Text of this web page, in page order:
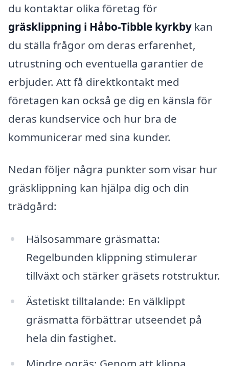
du kontaktar olika företag för
gräsklippning i Håbo-Tibble kyrkby kan
du ställa frågor om deras erfarenhet,
utrustning och eventuella garantier de
erbjuder. Att få direktkontakt med
företagen kan också ge dig en känsla för
deras kundservice och hur bra de
kommunicerar med sina kunder.
Nedan följer några punkter som visar hur
gräsklippning kan hjälpa dig och din
trädgård:
Hälsosammare gräsmatta:
Regelbunden klippning stimulerar
tillväxt och stärker gräsets rotstruktur.
Ästetiskt tilltalande: En välklippt
gräsmatta förbättrar utseendet på
hela din fastighet.